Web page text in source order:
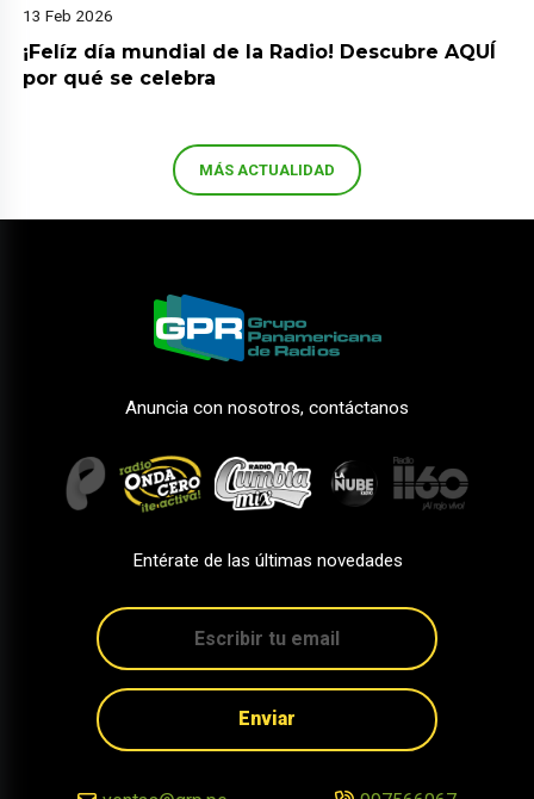
13 Feb 2026
¡Felíz día mundial de la Radio! Descubre AQUÍ
por qué se celebra
MÁS ACTUALIDAD
Anuncia con nosotros, contáctanos
Entérate de las últimas novedades
Enviar